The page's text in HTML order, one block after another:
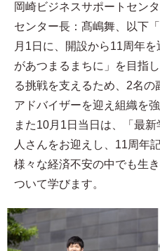
岡崎ビジネスサポートセン
センター長：髙嶋舞、以下
月1日に、開設から11周年
があつまるまちに」を目指
る挑戦を支えるため、2名
アドバイザーを迎え組織を強
また10月1日当日は、「最
人さんをお迎えし、11周年
様々な経済不安の中でも生
ついて学びます。